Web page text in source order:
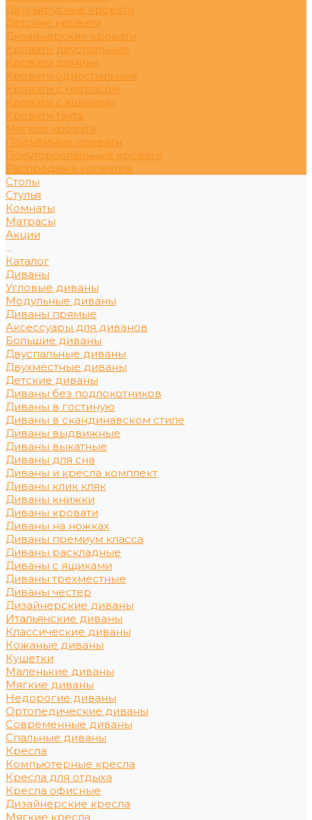
Двухъярусные кровати
Детские кровати
Дизайнерские кровати
Кровати двуспальные
Кровати домики
Кровати односпальные
Кровати с матрасом
Кровати с ящиками
Кровати тахта
Мягкие кровати
Подъемные кровати
Полутороспальные кровати
Распродажа кроватей
Столы
Стулья
Комнаты
Матрасы
Акции
...
Каталог
Диваны
Угловые диваны
Модульные диваны
Диваны прямые
Аксессуары для диванов
Большие диваны
Двуспальные диваны
Двухместные диваны
Детские диваны
Диваны без подлокотников
Диваны в гостиную
Диваны в скандинавском стиле
Диваны выдвижные
Диваны выкатные
Диваны для сна
Диваны и кресла комплект
Диваны клик кляк
Диваны книжки
Диваны кровати
Диваны на ножках
Диваны премиум класса
Диваны раскладные
Диваны с ящиками
Диваны трехместные
Диваны честер
Дизайнерские диваны
Итальянские диваны
Классические диваны
Кожаные диваны
Кушетки
Маленькие диваны
Мягкие диваны
Недорогие диваны
Ортопедические диваны
Современные диваны
Спальные диваны
Кресла
Компьютерные кресла
Кресла для отдыха
Кресла офисные
Дизайнерские кресла
Мягкие кресла